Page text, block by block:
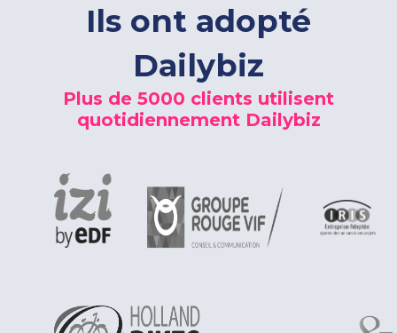
Ils ont adopté
Dailybiz
Plus de 5000 clients utilisent
quotidiennement Dailybiz